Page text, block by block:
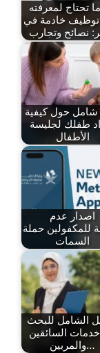
تحتاج لمعرفته
خادمة في
شامل حول كيفية
طفلك لجليسة
الأطفال
اصدار عدم
للمكفولين حملة
السمات
الشامل للبحث
السائقين
والمربين…